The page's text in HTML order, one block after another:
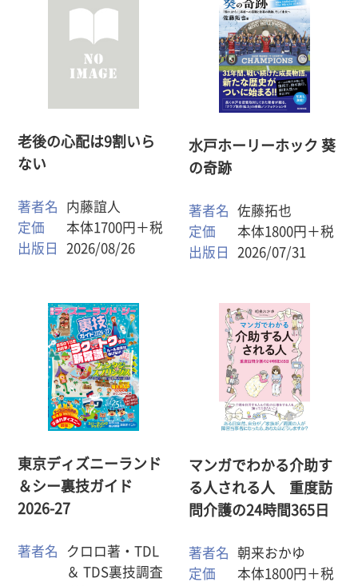
老後の心配は9割いら
ない
著者名
内藤誼人
定価
本体1700円＋税
出版日
2026/08/26
水戸ホーリーホック 葵
の奇跡
著者名
佐藤拓也
定価
本体1800円＋税
出版日
2026/07/31
東京ディズニーランド
＆シー裏技ガイド
2026-27
著者名
クロロ著・TDL
＆ TDS裏技調査
マンガでわかる介助す
る人される人 重度訪
問介護の24時間365日
著者名
朝来おかゆ
定価
本体1800円＋税